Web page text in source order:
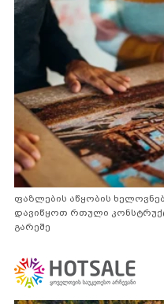
ფაზლების აწყობის
დავიწყოთ რთული
გარეშე